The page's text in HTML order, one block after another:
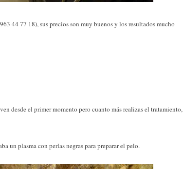
44 77 18), sus precios son muy buenos y los resultados mucho
desde el primer momento pero cuanto más realizas el tratamiento,
un plasma con perlas negras para preparar el pelo.